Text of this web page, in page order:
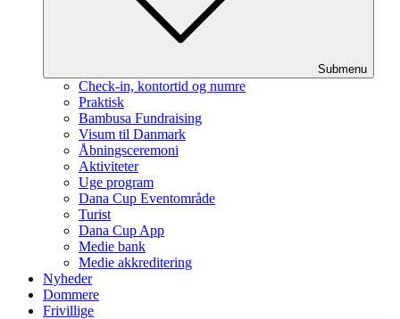
Submenu
Check-in, kontortid og numre
Praktisk
Bambusa Fundraising
Visum til Danmark
Åbningsceremoni
Aktiviteter
Uge program
Dana Cup Eventområde
Turist
Dana Cup App
Medie bank
Medie akkreditering
Nyheder
Dommere
Frivillige